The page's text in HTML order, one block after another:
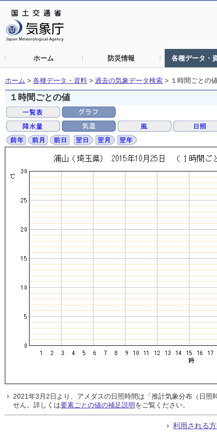
ホーム 防災情報 各種データ・
ホーム > 各種データ・資料 > 過去の気象データ検索 > １時間ごとの
１時間ごとの値
2021年3月2日より、アメダスの日照時間は「推計気象分布（日
せん。詳しくは要素ごとの値の補足説明をご覧ください。
利用される